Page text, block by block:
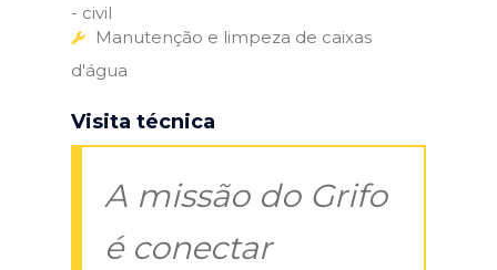
- civil
Manutenção e limpeza de caixas
d'água
Visita técnica
A missão do Grifo
é conectar